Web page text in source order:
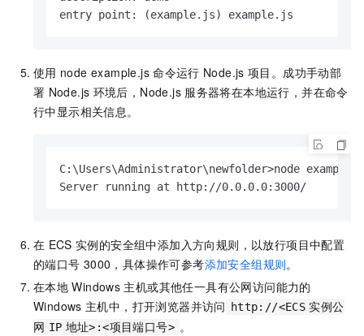
entry point: (example.js) example.js
使用 node example.js 命令运行 Node.js 项目。成功手动部
署 Node.js 环境后，Node.js 服务器将在本地运行，并在命令
行中显示相关信息。
C:\Users\Administrator\newfolder>node
Server running at http://0.0.0.0:3000/
在 ECS 实例的安全组中添加入方向规则，以放行项目中配置
的端口号 3000，具体操作可参考添加安全组规则。
在本地 Windows 主机或其他任一具有公网访问能力的
Windows 主机中，打开浏览器并访问 http://<ECS 实例公
网 IP 地址>:<项目端口号> 。